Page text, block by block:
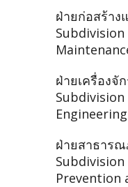
ฝ่ายก่อสร้าง
ฝ่ายเครื่องจั
Engineering
ฝ่ายสาธาร
Prevention